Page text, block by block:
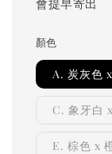
會提早寄出
顏色
A. 炭灰色
C. 象牙白
E. 棕色 x